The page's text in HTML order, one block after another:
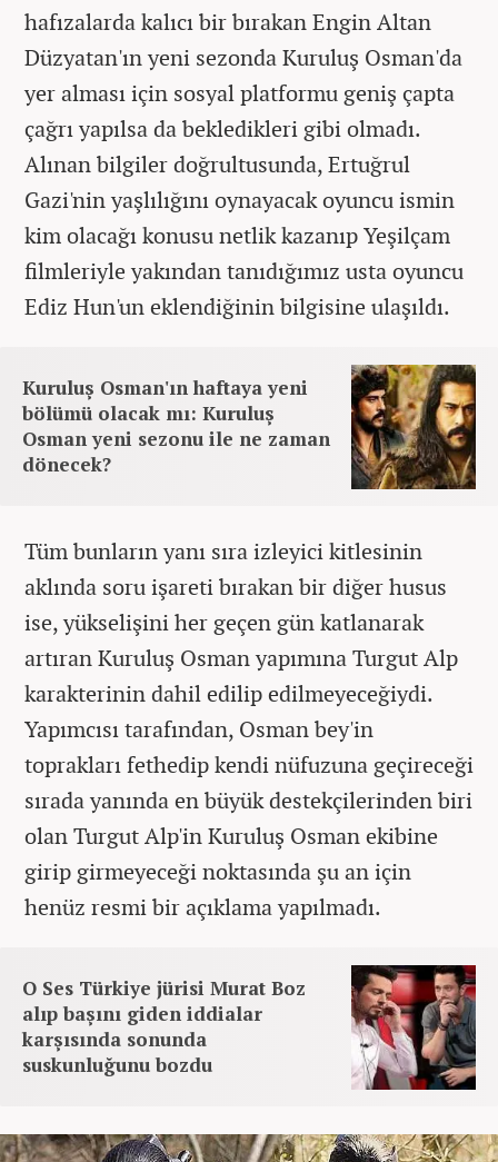
hafızalarda kalıcı bir bırakan Engin Altan
Düzyatan'ın yeni sezonda Kuruluş Osman'da
yer alması için sosyal platformu geniş çapta
çağrı yapılsa da bekledikleri gibi olmadı.
Alınan bilgiler doğrultusunda, Ertuğrul
Gazi'nin yaşlılığını oynayacak oyuncu ismin
kim olacağı konusu netlik kazanıp Yeşilçam
filmleriyle yakından tanıdığımız usta oyuncu
Ediz Hun'un eklendiğinin bilgisine ulaşıldı.
Kuruluş Osman'ın haftaya yeni
bölümü olacak mı: Kuruluş
Osman yeni sezonu ile ne zaman
dönecek?
Tüm bunların yanı sıra izleyici kitlesinin
aklında soru işareti bırakan bir diğer husus
ise, yükselişini her geçen gün katlanarak
artıran Kuruluş Osman yapımına Turgut Alp
karakterinin dahil edilip edilmeyeceğiydi.
Yapımcısı tarafından, Osman bey'in
toprakları fethedip kendi nüfuzuna geçireceği
sırada yanında en büyük destekçilerinden biri
olan Turgut Alp'in Kuruluş Osman ekibine
girip girmeyeceği noktasında şu an için
henüz resmi bir açıklama yapılmadı.
O Ses Türkiye jürisi Murat Boz
alıp başını giden iddialar
karşısında sonunda
suskunluğunu bozdu